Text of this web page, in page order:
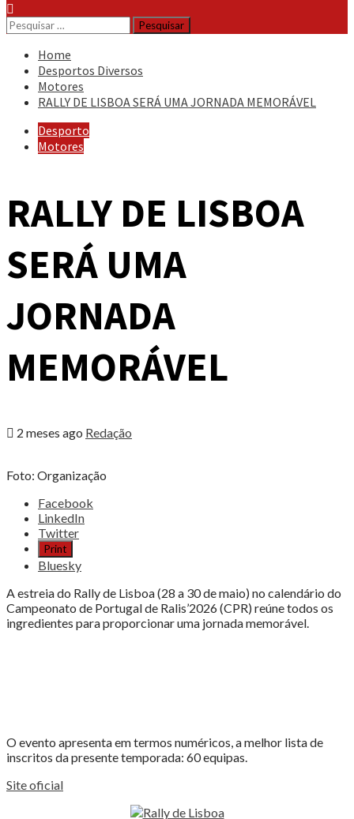
Pesquisar
por:
Home
Desportos Diversos
Motores
RALLY DE LISBOA SERÁ UMA JORNADA MEMORÁVEL
Desporto
Motores
RALLY DE LISBOA
SERÁ UMA
JORNADA
MEMORÁVEL
2 meses ago Redação
Foto: Organização
Share
post
"RALLY
LISBOA
SERÁ
UMA
JORNADA
Facebook
LinkedIn
Twitter
Print
Bluesky
A estreia do Rally de Lisboa (28 a 30 de maio) no calendário do
Campeonato de Portugal de Ralis’2026 (CPR) reúne todos os
ingredientes para proporcionar uma jornada memorável.
O evento apresenta em termos numéricos, a melhor lista de
inscritos da presente temporada: 60 equipas.
Site oficial